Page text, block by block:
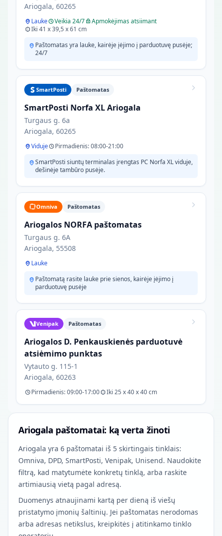
Ariogala, 60265
Lauke Veikia 24/7
Apmokėjimas atsiimant
Iki 41 x 39,5 x 61 cm
Paštomatas yra lauke, kairėje įėjimo į parduotuvę pusėje;
24/7
SmartPosti Paštomatas
SmartPosti Norfa XL Ariogala
Turgaus g. 6a
Ariogala, 60265
Viduje
Pirmadienis: 08:00-21:00
SmartPosti siuntų terminalas įrengtas PC Norfa XL viduje,
dešinėje tambūro pusėje.
Omniva Paštomatas
Ariogalos NORFA paštomatas
Turgaus g. 6A
Ariogala, 55508
Lauke
Paštomatą rasite lauke prie sienos, kairėje įėjimo į
parduotuvę pusėje
Venipak Paštomatas
Ariogalos D. Penkauskienės parduotuvė
atsiėmimo punktas
Vytauto g. 115-1
Ariogala, 60263
Pirmadienis: 09:00-17:00 Iki 25 x 40 x 40 cm
Ariogala paštomatai: ką verta žinoti
Ariogala yra 6 paštomatai iš 5 skirtingais tinklais:
Omniva, DPD, SmartPosti, Venipak, Unisend. Naudokite
filtrą, kad matytumėte konkretų tinklą, arba raskite
artimiausią vietą pagal adresą.
Duomenys atnaujinami kartą per dieną iš viešų
pristatymo įmonių šaltinių. Jei paštomatas nerodomas
arba adresas netikslus, kreipkitės į atitinkamo tinklo